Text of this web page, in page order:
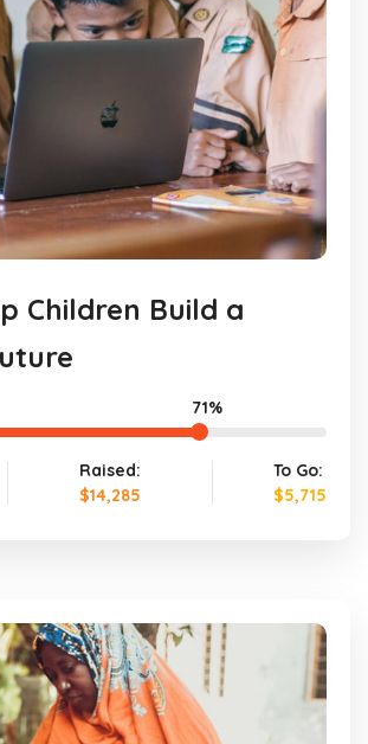
Children Build a
71%
Raised:
$14,285
To Go:
$5,715